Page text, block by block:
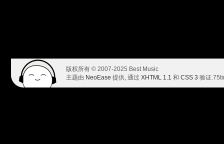
版权所有 © 2007-2025 Best Music
主题由 NeoEase 提供, 通过 XHTML 1.1 和 CSS 3 验证.